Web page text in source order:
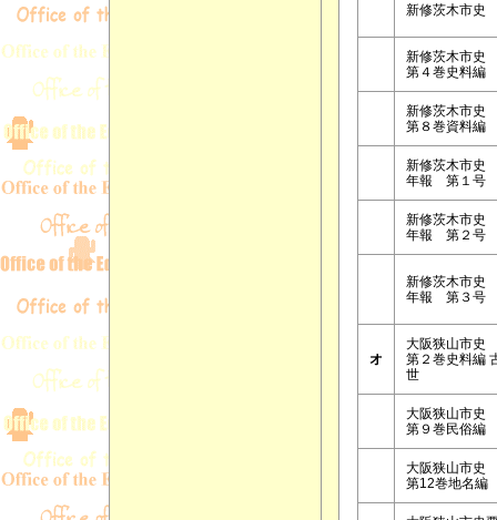
新修茨木市史
新修茨木市史
第４巻史料編
新修茨木市
第８巻資料編
新修茨木市
年報 第１号
新修茨木市
年報 第２号
新修茨木市
年報 第３号
オ
大阪狭山市史
第２巻史料編
世
大阪狭山市史
第９巻民俗編
大阪狭山市史
第12巻地名編